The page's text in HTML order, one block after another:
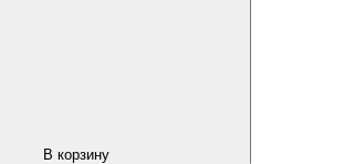
В корзину